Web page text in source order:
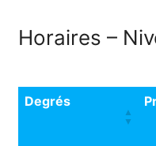
Horaires –
Degrés